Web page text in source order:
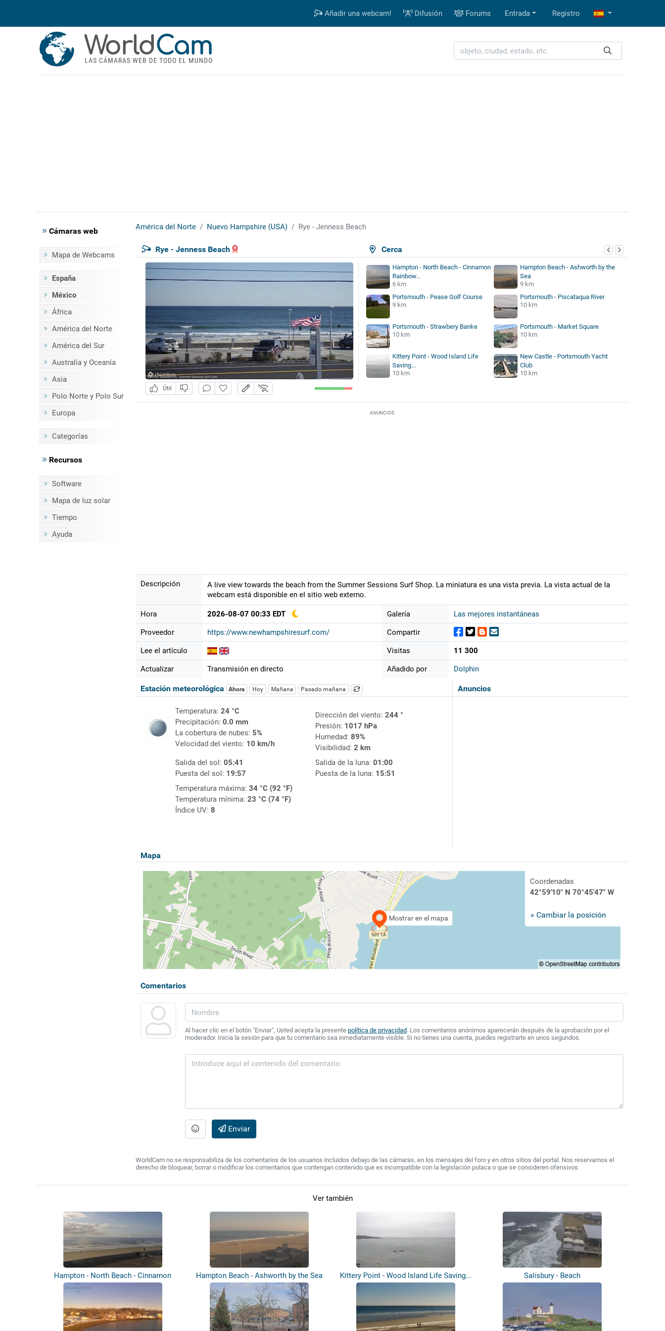
Añadir una webcam! Difusión Forums Entrada Registro
WorldCam
LAS CÁMARAS WEB DE TODO EL MUNDO
Cámaras web
Mapa de Webcams
España
México
África
América del Norte
América del Sur
Australia y Oceanía
Asia
Polo Norte y Polo Sur
Europa
Categorías
Recursos
Software
Mapa de luz solar
Tiempo
Ayuda
América del Norte Nuevo Hampshire (USA) Rye - Jenness Beach
Cerca
Rye - Jenness Beach
Útil
Hampton - North Beach - Cinnamon
Rainbow...
6 km
Hampton Beach - Ashworth by the
Sea
9 km
Portsmouth - Pease Golf Course
9 km
Portsmouth - Piscataqua River
10 km
Portsmouth - Strawbery Banke
10 km
Portsmouth - Market Square
10 km
Kittery Point - Wood Island Life
Saving...
10 km
New Castle - Portsmouth Yacht
Club
10 km
ANUNCIOS
Descripción
A live view towards the beach from the Summer Sessions Surf Shop. La miniatura es una vista previa. La vista actual de la
webcam está disponible en el sitio web externo.
Hora 2026-08-07 00:33 EDT
Proveedor https://www.newhampshiresurf.com/
Lee el artículo
Actualizar Transmisión en directo
Galería Las mejores instantáneas
Compartir
Visitas 11 300
Añadido por Dolphin
Anuncios
Estación meteorológica Ahora Hoy Mañana Pasado mañana
Temperatura: 24 °C
Precipitación: 0.0 mm
La cobertura de nubes: 5%
Velocidad del viento: 10 km/h
Dirección del viento: 244 °
Presión: 1017 hPa
Humedad: 89%
Visibilidad: 2 km
Salida del sol: 05:41
Puesta del sol: 19:57
Salida de la luna: 01:00
Puesta de la luna: 15:51
Temperatura máxima: 34 °C (92 °F)
Temperatura mínima: 23 °C (74 °F)
Índice UV: 8
Mapa
Mostrar en el mapa
Coordenadas
42°59'10" N 70°45'47" W
» Cambiar la posición
Comentarios
Al hacer clic en el botón "Enviar", Usted acepta la presente política de privacidad. Los comentarios anónimos aparecerán después de la aprobación por el
moderador. Inicia la sesión para que tu comentario sea inmediatamente visible. Si no tienes una cuenta, puedes registrarte en unos segundos.
Enviar
WorldCam no se responsabiliza de los comentarios de los usuarios incluidos debajo de las cámaras, en los mensajes del foro y en otros sitios del portal. Nos reservamos el
derecho de bloquear, borrar o modificar los comentarios que contengan contenido que es incompatible con la legislación polaca o que se consideren ofensivos.
Ver también
Hampton - North Beach - Cinnamon
Hampton Beach - Ashworth by the Sea Kittery Point - Wood Island Life Saving... Salisbury - Beach